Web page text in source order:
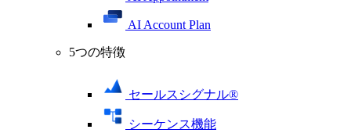
AI Account Plan
5つの特徴
セールスシグナル®
シーケンス機能